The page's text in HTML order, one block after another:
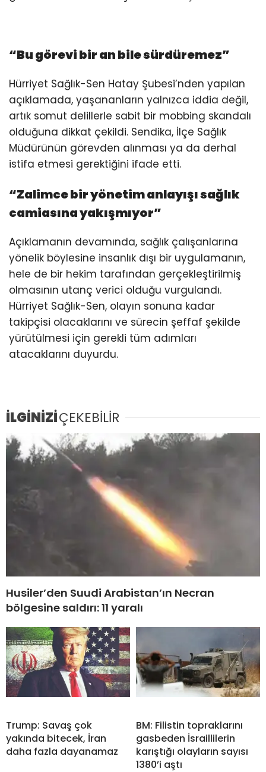
“Bu görevi bir an bile sürdüremez”
Hürriyet Sağlık-Sen Hatay Şubesi’nden yapılan
açıklamada, yaşananların yalnızca iddia değil,
artık somut delillerle sabit bir mobbing skandalı
olduğuna dikkat çekildi. Sendika, İlçe Sağlık
Müdürünün görevden alınması ya da derhal
istifa etmesi gerektiğini ifade etti.
“Zalimce bir yönetim anlayışı sağlık
camiasına yakışmıyor”
Açıklamanın devamında, sağlık çalışanlarına
yönelik böylesine insanlık dışı bir uygulamanın,
hele de bir hekim tarafından gerçekleştirilmiş
olmasının utanç verici olduğu vurgulandı.
Hürriyet Sağlık-Sen, olayın sonuna kadar
takipçisi olacaklarını ve sürecin şeffaf şekilde
yürütülmesi için gerekli tüm adımları
atacaklarını duyurdu.
İLGİNİZİÇEKEBİLİR
Husiler’den Suudi Arabistan’ın Necran
bölgesine saldırı: 11 yaralı
Trump: Savaş çok
yakında bitecek, İran
daha fazla dayanamaz
BM: Filistin topraklarını
gasbeden İsraillilerin
karıştığı olayların sayısı
1380’i aştı